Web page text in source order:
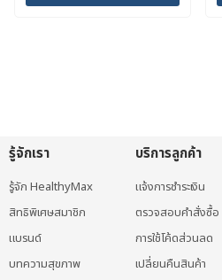
รู้จักเรา
รู้จัก HealthyMax
สิทธิพิเศษสมาชิก
แบรนด์
บทความสุขภาพ
บริการลูกค้า
แจ้งการชำระเงิน
ตรวจสอบคำสั่งซื้อ
การใช้โค้ดส่วนลด
เปลี่ยนคืนสินค้า